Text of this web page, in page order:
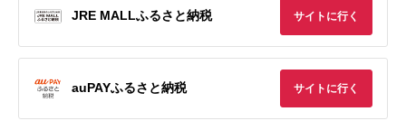
JRE MALLふるさと納税 サイトに行く
auPAYふるさと納税 サイトに行く